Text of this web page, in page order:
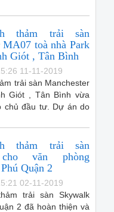
thảm trải sàn
MA07 toà nhà Park
Giót , Tân Bình
11-11-2019
trải sàn Manchester
Giót , Tân Bình vừa
chủ đầu tư. Dự án do
thảm trải sàn
văn phòng
Quận 2
02-11-2019
trải sàn Skywalk
2 đã hoàn thiện và